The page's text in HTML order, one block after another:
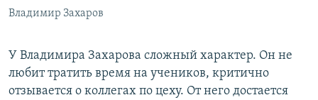
Владимир Захаров
У Владимира Захарова сложный характер. Он не
любит тратить время на учеников, критично
отзывается о коллегах по цеху. От него достается